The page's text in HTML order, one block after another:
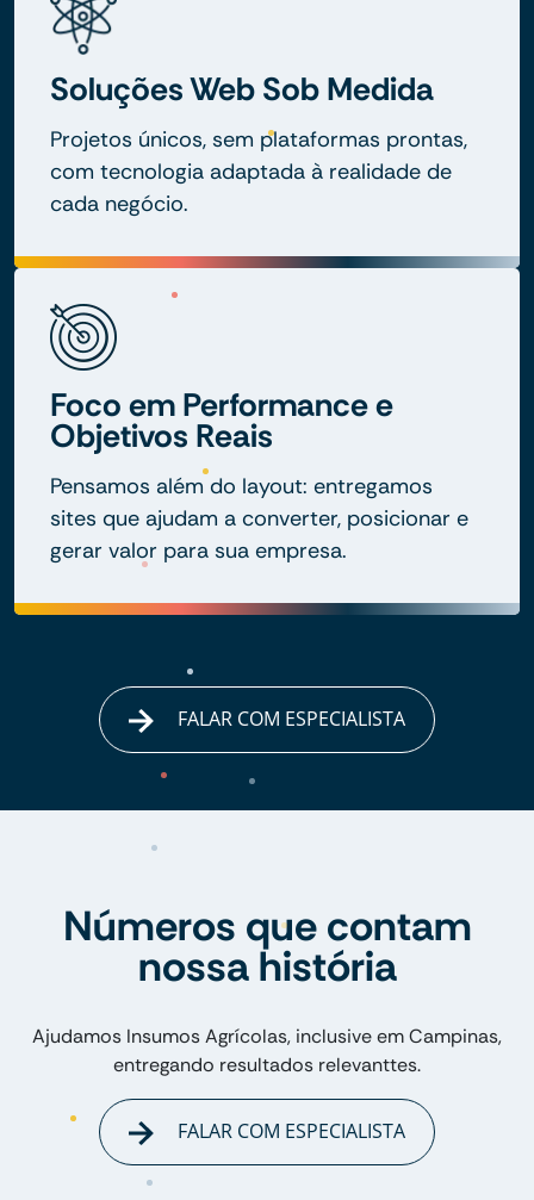
Soluções Web Sob Medida
Projetos únicos, sem plataformas prontas,
com tecnologia adaptada à realidade de
cada negócio.
Foco em Performance e
Objetivos Reais
Pensamos além do layout: entregamos
sites que ajudam a converter, posicionar e
gerar valor para sua empresa.
FALAR COM ESPECIALISTA
Números que contam
nossa história
Ajudamos Insumos Agrícolas, inclusive em Campinas,
entregando resultados relevanttes.
FALAR COM ESPECIALISTA